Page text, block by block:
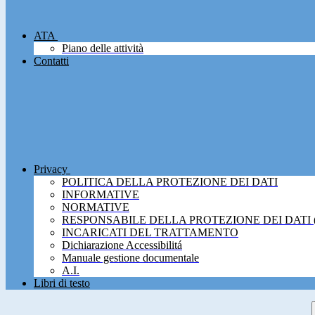
ATA
Piano delle attività
Contatti
Privacy
POLITICA DELLA PROTEZIONE DEI DATI
INFORMATIVE
NORMATIVE
RESPONSABILE DELLA PROTEZIONE DEI DATI
INCARICATI DEL TRATTAMENTO
Dichiarazione Accessibilitá
Manuale gestione documentale
A.I.
Libri di testo